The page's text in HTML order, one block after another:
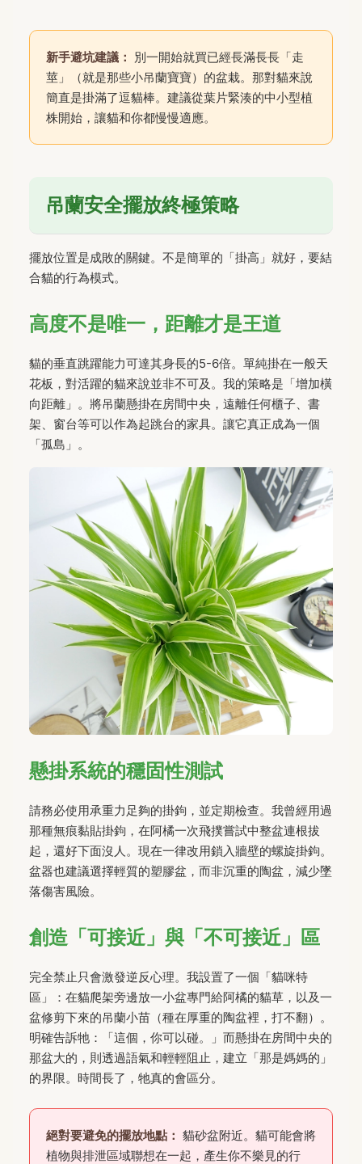
新手避坑建議： 別一開始就買已經長滿長長「走
莖」（就是那些小吊蘭寶寶）的盆栽。那對貓來說
簡直是掛滿了逗貓棒。建議從葉片緊湊的中小型植
株開始，讓貓和你都慢慢適應。
吊蘭安全擺放終極策略
擺放位置是成敗的關鍵。不是簡單的「掛高」就好，要結
合貓的行為模式。
高度不是唯一，距離才是王道
貓的垂直跳躍能力可達其身長的5-6倍。單純掛在一般天
花板，對活躍的貓來說並非不可及。我的策略是「增加橫
向距離」。將吊蘭懸掛在房間中央，遠離任何櫃子、書
架、窗台等可以作為起跳台的家具。讓它真正成為一個
「孤島」。
懸掛系統的穩固性測試
請務必使用承重力足夠的掛鉤，並定期檢查。我曾經用過
那種無痕黏貼掛鉤，在阿橘一次飛撲嘗試中整盆連根拔
起，還好下面沒人。現在一律改用鎖入牆壁的螺旋掛鉤。
盆器也建議選擇輕質的塑膠盆，而非沉重的陶盆，減少墜
落傷害風險。
創造「可接近」與「不可接近」區
完全禁止只會激發逆反心理。我設置了一個「貓咪特
區」：在貓爬架旁邊放一小盆專門給阿橘的貓草，以及一
盆修剪下來的吊蘭小苗（種在厚重的陶盆裡，打不翻）。
明確告訴牠：「這個，你可以碰。」而懸掛在房間中央的
那盆大的，則透過語氣和輕輕阻止，建立「那是媽媽的」
的界限。時間長了，牠真的會區分。
絕對要避免的擺放地點： 貓砂盆附近。貓可能會將
植物與排泄區域聯想在一起，產生你不樂見的行